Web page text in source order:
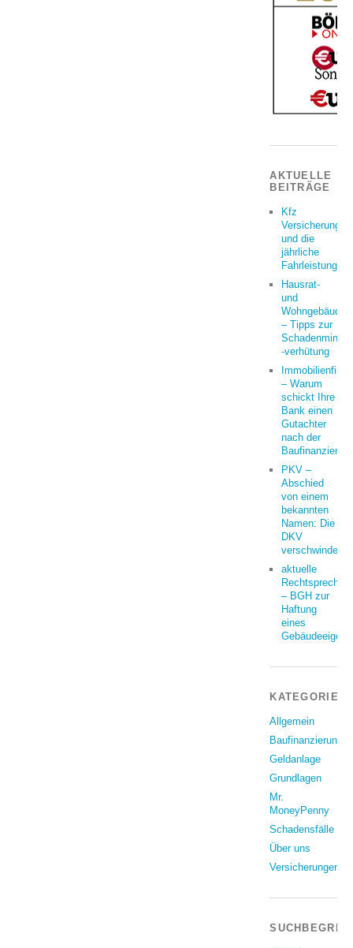
AKTUELLE
BEITRÄGE
Kfz
Versicherung
und die
jährliche
Fahrleistung
Hausrat-
und
– Tipps zur
-verhütung
– Warum
schickt Ihre
Bank einen
Gutachter
nach der
PKV –
Abschied
von einem
bekannten
Namen: Die
DKV
verschwindet
aktuelle
– BGH zur
Haftung
eines
KATEGORIEN
Allgemein
Baufinanzierung
Geldanlage
Grundlagen
Mr.
MoneyPenny
Schadensfälle
Über uns
Versicherungen